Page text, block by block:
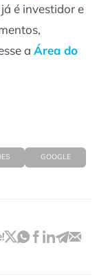
já é investidor e
a Área do
GOOGLE